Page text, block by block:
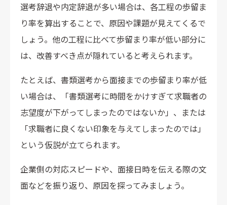
選考辞退や内定辞退が多い場合は、各工程の歩留ま
り率を算出することで、原因や課題が見えてくるで
しょう。他の工程に比べて歩留まり率が低い部分に
は、改善すべき点が隠れていると考えられます。
たとえば、書類選考から面接までの歩留まり率が低
い場合は、「書類選考に時間をかけすぎて求職者の
志望度が下がってしまったのではないか」、または
「求職者に良くない印象を与えてしまったのでは」
という仮説が立てられます。
企業側の対応スピードや、面接日時を伝える際の文
面などを振り返り、原因を探ってみましょう。